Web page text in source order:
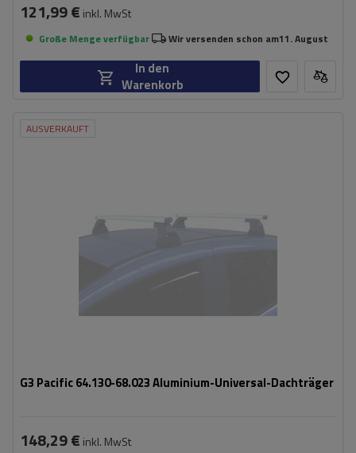
121,99 € inkl. MwSt
Große Menge verfügbar Wir versenden schon am11. August
In den
Warenkorb
AUSVERKAUFT
G3 Pacific 64.130-68.023 Aluminium-Universal-Dachträger
148,29 € inkl. MwSt